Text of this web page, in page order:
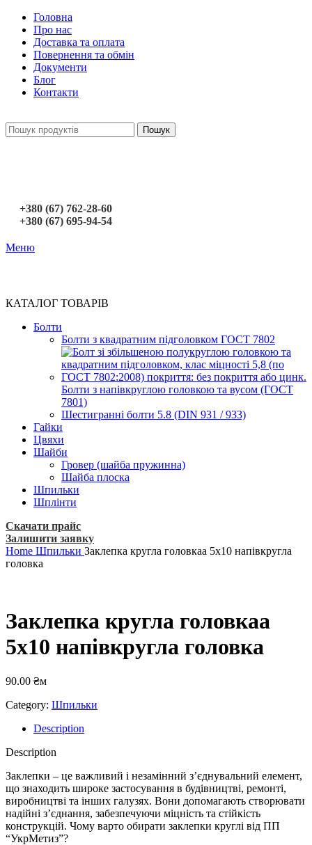
Головна
Про нас
Доставка та оплата
Повернення та обмін
Документи
Блог
Контакти
Пошук
+380 (67) 762-28-60
+380 (67) 695-94-54
Меню
КАТАЛОГ ТОВАРІВ
Болти
Болти з квадратним підголовком ГОСТ 7802
Болти з напівкруглою головкою та вусом (ГОСТ
7801)
Шестигранні болти 5.8 (DIN 931 / 933)
Гайки
Цвяхи
Шайби
Гровер (шайба пружинна)
Шайба плоска
Шпильки
Шплінти
Скачати прайс
Залишити заявку
Home Шпильки Заклепка кругла головкаа 5х10 напівкругла
головка
Заклепка кругла головкаа
5х10 напівкругла головка
90.00 ₴м
Category: Шпильки
Description
Description
Заклепки – це важливий і незамінний з’єднувальний елемент,
що знаходить широке застосування в будівництві, ремонті,
виробництві та інших галузях. Вони допомагають створювати
надійні з’єднання, забезпечуючи міцність та стійкість
конструкцій. Чому варто обирати заклепки круглі від ПП
“УкрМетиз”?